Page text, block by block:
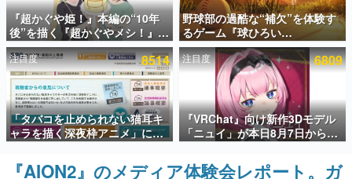
アプリセール情報
インタビュー
連載・特集一覧
殿堂入り記事
SNS拡散数が数千以上！ ページビュー数万以上！ などな
ど。多くの人々に読まれた、電ファミ渾身の“殿堂入り”記
事をまとめました。
ゲームの企画書
『超かぐや姫！』本編の“10年
後”を描く『超かぐやメシ！』
Web連載決定。新たなWebマン
ガレーベル「ビビビコミック」
にて特別話が掲載スタート、あ
のお話には…まだ続きがある！
野球部の過酷な“補欠”を体験す
るゲーム『球ひろい
Simulator』が「1件」のウィッ
シュリストをもとにチェコ語に
対応しSNSで話題に。『キング
ダム・カム』開発元やチェコの
プロ野球選手から称賛の声
注目度 8514
「タバコを止められない猫耳キ
ャラを描く深夜枠アニメ」に視
聴者の一部から批判意見。違法
薬物の使用と思しき描写も含め
て、BPOが議論を交わす
注目度 6809
『VRChat』向け新作3Dモデル
「ニュイ」が本日8月7日から
BOOTHにて発売。瞳に光る星
や感情豊かな表情が、小悪魔か
わいい
『AION2』のメディア体験会レポート。ガ